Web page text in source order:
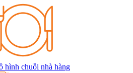
hình chuỗi nhà hàng